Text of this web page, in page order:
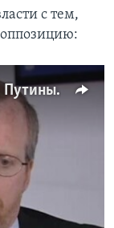
с тем,
Обаме стоит отменить встречу с Путиным